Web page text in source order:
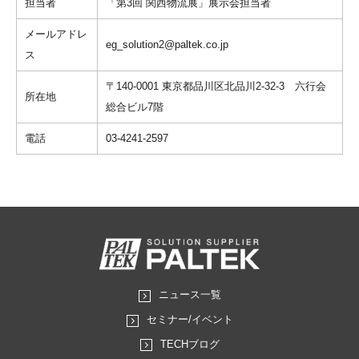
担当者 「第3回 関西物流展」展示会担当者
メールアドレ
ス
eg_solution2@paltek.co.jp
所在地
〒140-0001 東京都品川区北品川2-32-3 六行会
総合ビル7階
電話 03-4241-2597
ニュース一覧
セミナー/イベント
TECHブログ